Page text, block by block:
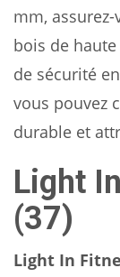
mm,
bois de
de sécurité
vous pouvez
durable et
Light
(37)
Light In